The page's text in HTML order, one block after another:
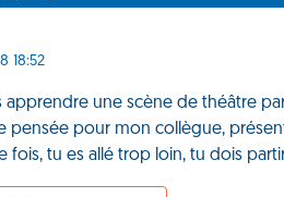
18:52
apprendre une scène de théâtre
pensée pour mon collègue,
fois, tu es allé trop loin, tu dois